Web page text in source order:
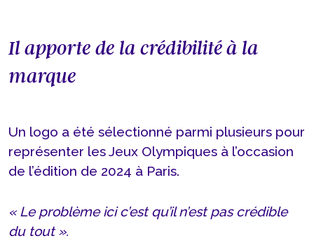
Il apporte de la crédibilité à la
marque
Un logo a été sélectionné parmi plusieurs pour
représenter les Jeux Olympiques à l’occasion
de l’édition de 2024 à Paris.
« Le problème ici c’est qu’il n’est pas crédible
du tout ».